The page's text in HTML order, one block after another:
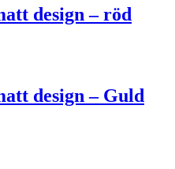
design – röd
design – Guld